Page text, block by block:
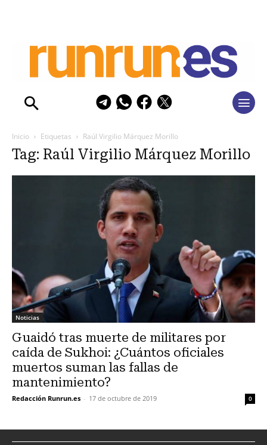
Inicio Etiquetas Raúl Virgilio Márquez Morillo
Tag: Raúl Virgilio Márquez Morillo
Noticias
Guaidó tras muerte de militares por
caída de Sukhoi: ¿Cuántos oficiales
muertos suman las fallas de
mantenimiento?
Redacción Runrun.es - 17 de octubre de 2019 0